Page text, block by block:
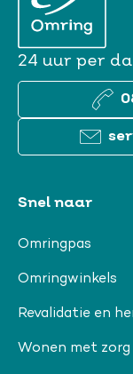
24 uur per
Snel naar
Omringpas
Omringwinkels
Revalidatie en
Wonen met zorg